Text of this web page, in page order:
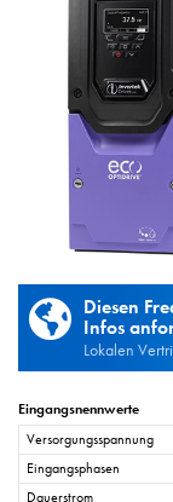
Diesen
Infos
Lokalen
Eingangsnennwerte
Versorgungsspannung
Eingangsphasen
Dauerstrom